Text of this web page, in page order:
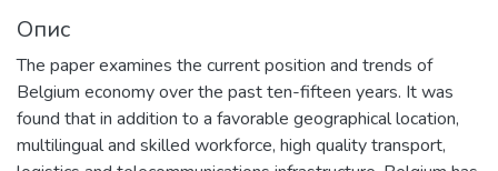
Опис
The paper examines the current position and trends of
Belgium economy over the past ten-fifteen years. It was
found that in addition to a favorable geographical location,
multilingual and skilled workforce, high quality transport,